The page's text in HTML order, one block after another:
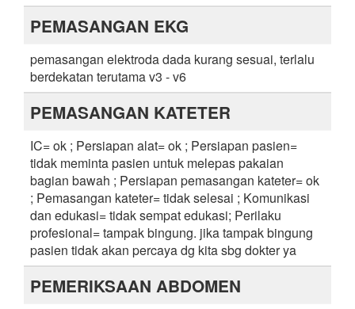
PEMASANGAN EKG
pemasangan elektroda dada kurang sesuai, terlalu
berdekatan terutama v3 - v6
PEMASANGAN KATETER
IC= ok ; Persiapan alat= ok ; Persiapan pasien=
tidak meminta pasien untuk melepas pakaian
bagian bawah ; Persiapan pemasangan kateter= ok
; Pemasangan kateter= tidak selesai ; Komunikasi
dan edukasi= tidak sempat edukasi; Perilaku
profesional= tampak bingung. jika tampak bingung
pasien tidak akan percaya dg kita sbg dokter ya
PEMERIKSAAN ABDOMEN